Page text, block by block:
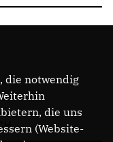
die notwendig
die uns
(Website-